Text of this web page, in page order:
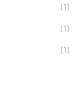
(1)
(1)
(1)